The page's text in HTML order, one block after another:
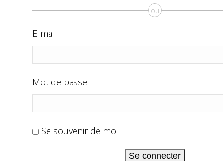
ou
E-mail
Mot de passe
Se souvenir de moi
Se connecter